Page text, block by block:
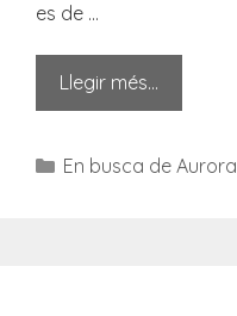
es de …
Llegir més…
Categories
En busca de